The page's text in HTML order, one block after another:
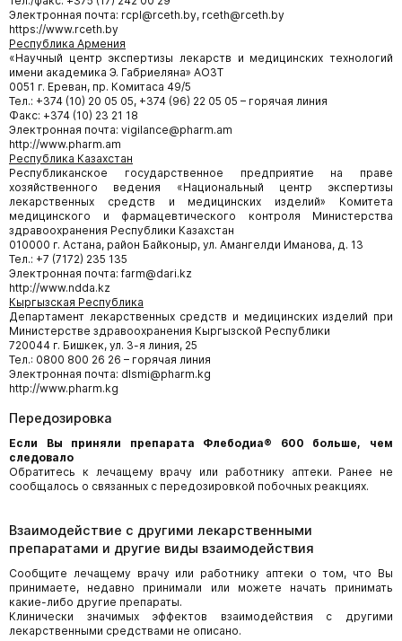
Электронная почта: rcpl@rceth.by, rceth@rceth.by
https://www.rceth.by
Республика Армения
«Научный центр экспертизы лекарств и медицинских технологий
имени академика Э. Габриеляна» АОЗТ
0051 г. Ереван, пр. Комитаса 49/5
Тел.: +374 (10) 20 05 05, +374 (96) 22 05 05 – горячая линия
Факс: +374 (10) 23 21 18
Электронная почта: vigilance@pharm.am
http://www.pharm.am
Республика Казахстан
Республиканское государственное предприятие на праве
хозяйственного ведения «Национальный центр экспертизы
лекарственных средств и медицинских изделий» Комитета
медицинского и фармацевтического контроля Министерства
здравоохранения Республики Казахстан
010000 г. Астана, район Байконыр, ул. Амангелди Иманова, д. 13
Тел.: +7 (7172) 235 135
Электронная почта: farm@dari.kz
http://www.ndda.kz
Кыргызская Республика
Департамент лекарственных средств и медицинских изделий при
Министерстве здравоохранения Кыргызской Республики
720044 г. Бишкек, ул. 3-я линия, 25
Тел.: 0800 800 26 26 – горячая линия
Электронная почта: dlsmi@pharm.kg
http://www.pharm.kg
Передозировка
Если Вы приняли препарата Флебодиа® 600 больше, чем
следовало
Обратитесь к лечащему врачу или работнику аптеки. Ранее не
сообщалось о связанных с передозировкой побочных реакциях.
Взаимодействие с другими лекарственными
препаратами и другие виды взаимодействия
Сообщите лечащему врачу или работнику аптеки о том, что Вы
принимаете, недавно принимали или можете начать принимать
какие-либо другие препараты.
Клинически значимых эффектов взаимодействия с другими
лекарственными средствами не описано.